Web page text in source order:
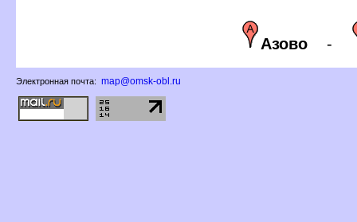
Азово -
Электронная почта: map@omsk-obl.ru